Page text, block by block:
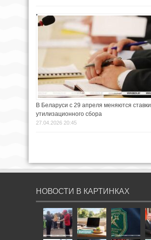
В Беларуси с 29 апреля меняются ставки
утилизационного сбора
27.04.2026 20:45
НОВОСТИ В КАРТИНКАХ